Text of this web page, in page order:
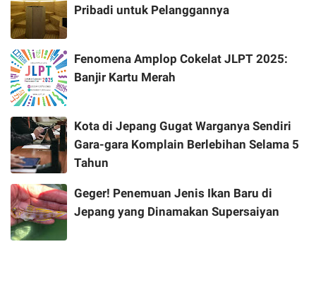
Pribadi untuk Pelanggannya
Fenomena Amplop Cokelat JLPT 2025:
Banjir Kartu Merah
Kota di Jepang Gugat Warganya Sendiri
Gara-gara Komplain Berlebihan Selama 5
Tahun
Geger! Penemuan Jenis Ikan Baru di
Jepang yang Dinamakan Supersaiyan